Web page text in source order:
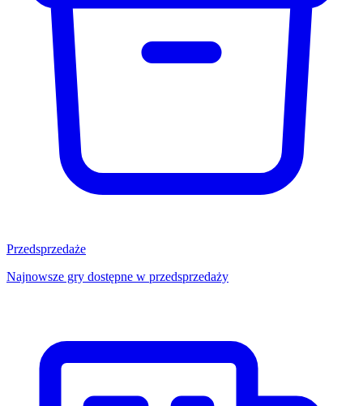
Przedsprzedaże
Najnowsze gry dostępne w przedsprzedaży